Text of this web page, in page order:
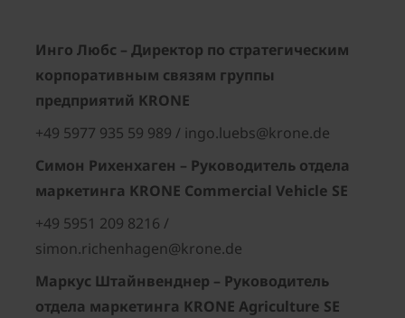
Инго Любс – Директор по стратегическим
корпоративным связям группы
предприятий KRONE
+49 5977 935 59 989 / ingo.luebs@krone.de
Симон Рихенхаген – Руководитель отдела
маркетинга KRONE Commercial Vehicle SE
+49 5951 209 8216 /
simon.richenhagen@krone.de
Маркус Штайнвенднер – Руководитель
отдела маркетинга KRONE Agriculture SE